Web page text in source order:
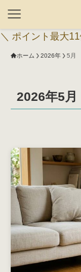
＼ ポイント最大
ホーム 2026年 5月
2026年5月